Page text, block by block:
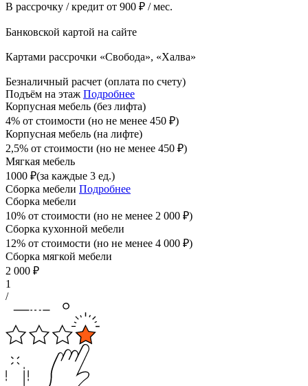
В рассрочку / кредит от 900 ₽ / мес.
Банковской картой на сайте
Картами рассрочки «Свобода», «Халва»
Безналичный расчет (оплата по счету)
Подъём на этаж Подробнее
Корпусная мебель (без лифта)
4% от стоимости (но не менее 450 ₽)
Корпусная мебель (на лифте)
2,5% от стоимости (но не менее 450 ₽)
Мягкая мебель
1000 ₽(за каждые 3 ед.)
Сборка мебели Подробнее
Сборка мебели
10% от стоимости (но не менее 2 000 ₽)
Сборка кухонной мебели
12% от стоимости (но не менее 4 000 ₽)
Сборка мягкой мебели
2 000 ₽
1
/